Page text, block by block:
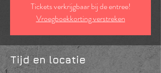
Tickets verkrijgbaar bij de entree!
Vroegboekkorting verstreken
Tijd en locatie